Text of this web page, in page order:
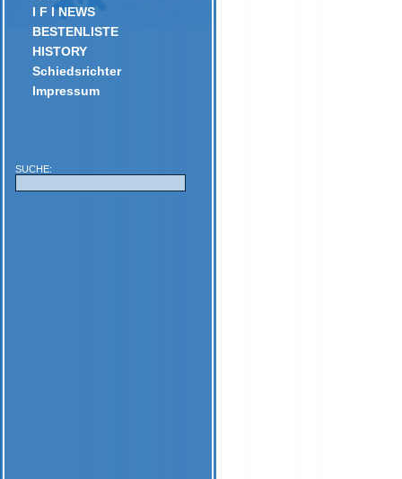
I F I NEWS
BESTENLISTE
HISTORY
Schiedsrichter
Impressum
SUCHE: